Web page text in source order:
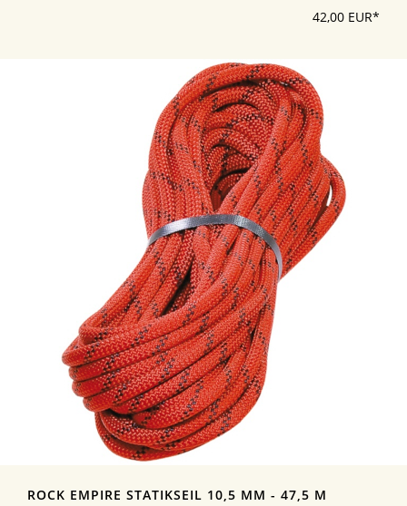
42,00 EUR*
ROCK EMPIRE STATIKSEIL 10,5 MM - 47,5 M